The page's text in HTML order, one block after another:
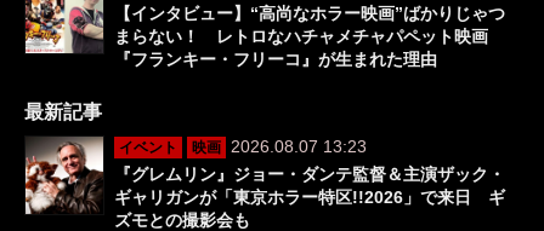
【インタビュー】“高尚なホラー映画”ばかりじゃつ
まらない！ レトロなハチャメチャパペット映画
『フランキー・フリーコ』が生まれた理由
最新記事
イベント 映画
2026.08.07 13:23
『グレムリン』ジョー・ダンテ監督＆主演ザック・
ギャリガンが「東京ホラー特区!!2026」で来日 ギ
ズモとの撮影会も